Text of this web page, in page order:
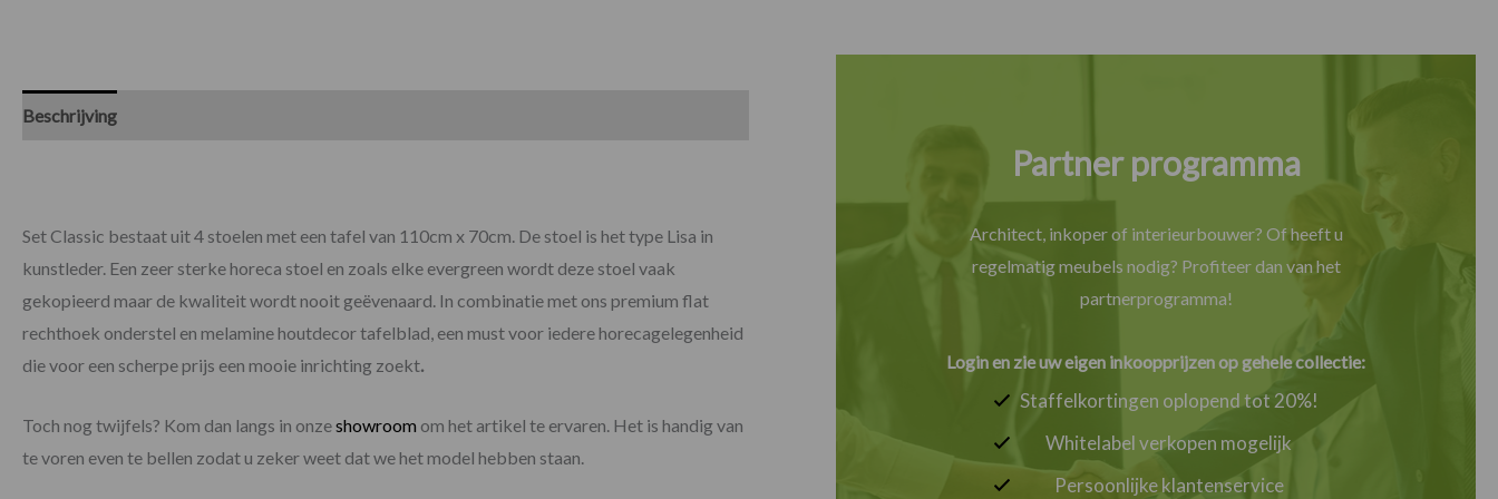
Beschrijving
Set Classic bestaat uit 4 stoelen met een tafel van 110cm x 70cm. De stoel is het type Lisa in
kunstleder. Een zeer sterke horeca stoel en zoals elke evergreen wordt deze stoel vaak
gekopieerd maar de kwaliteit wordt nooit geëvenaard. In combinatie met ons premium flat
rechthoek onderstel en melamine houtdecor tafelblad, een must voor iedere horecagelegenheid
die voor een scherpe prijs een mooie inrichting zoekt.
Toch nog twijfels? Kom dan langs in onzeshowroom om het artikel te ervaren. Het is handig van
te voren even te bellen zodat u zeker weet dat we het model hebben staan.
Partner programma
Architect, inkoper of interieurbouwer? Of heeft u
regelmatig meubels nodig? Profiteer dan van het
partnerprogramma!
Login en zie uw eigen inkoopprijzen op gehele collectie:
Staffelkortingen oplopend tot 20%!
Whitelabel verkopen mogelijk
Persoonlijke klantenservice